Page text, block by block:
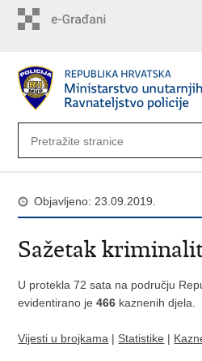
Objavljeno: 23.09.2019.
Sažetak
U protekla 72 sata na području
evidentirano je466 kaznenih djela.
Vijesti u brojkama | Statistike |